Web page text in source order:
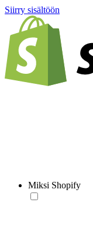
Siirry sisältöön
Miksi Shopify